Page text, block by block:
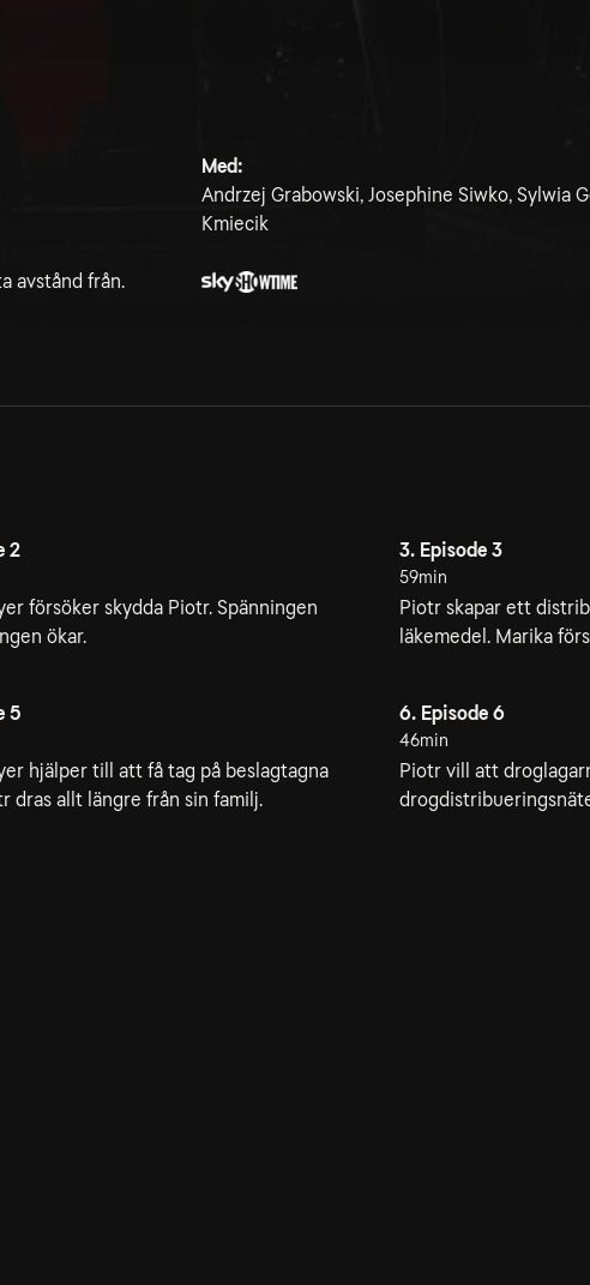
avstånd från.
Med:
Andrzej Grabowski, Josephine Siwko, Sylwia
Kmiecik
2
försöker skydda Piotr. Spänningen
ökar.
3. Episode 3
59min
Piotr skapar ett
läkemedel. Marika
5
hjälper till att få tag på beslagtagna
dras allt längre från sin familj.
6. Episode 6
46min
Piotr vill att